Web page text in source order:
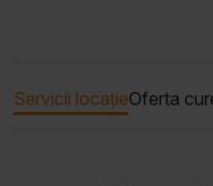
Servicii locațieOferta